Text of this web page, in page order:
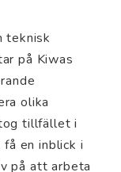
teknisk
på Kiwas
olika
tillfället i
en inblick i
på att arbeta